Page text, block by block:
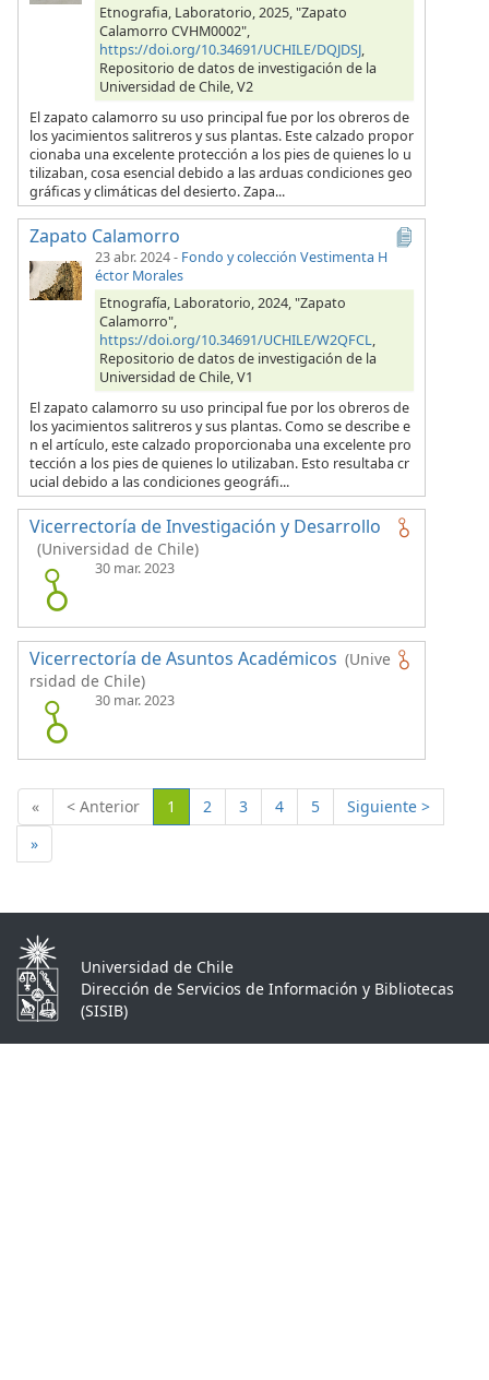
Etnografia, Laboratorio, 2025, "Zapato
Calamorro CVHM0002",
https://doi.org/10.34691/UCHILE/DQJDSJ,
Repositorio de datos de investigación de la
Universidad de Chile, V2
El zapato calamorro su uso principal fue por los obreros de
los yacimientos salitreros y sus plantas. Este calzado propor
cionaba una excelente protección a los pies de quienes lo u
tilizaban, cosa esencial debido a las arduas condiciones geo
gráficas y climáticas del desierto. Zapa...
Zapato Calamorro
23 abr. 2024- Fondo y colección Vestimenta H
éctor Morales
Etnografía, Laboratorio, 2024, "Zapato
Calamorro",
https://doi.org/10.34691/UCHILE/W2QFCL,
Repositorio de datos de investigación de la
Universidad de Chile, V1
El zapato calamorro su uso principal fue por los obreros de
los yacimientos salitreros y sus plantas. Como se describe e
n el artículo, este calzado proporcionaba una excelente pro
tección a los pies de quienes lo utilizaban. Esto resultaba cr
ucial debido a las condiciones geográfi...
Vicerrectoría de Investigación y Desarrollo
(Universidad de Chile)
30 mar. 2023
Vicerrectoría de Asuntos Académicos (Unive
rsidad de Chile)
30 mar. 2023
« < Anterior 1 (Actual)
2 3 4 5
Siguiente >
»
Universidad de Chile
Dirección de Servicios de Información y Bibliotecas
(SISIB)